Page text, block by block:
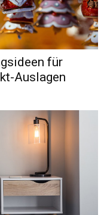
für
Auslagen